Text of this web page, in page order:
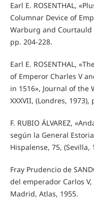
Earl E. ROSENTHAL,
Columnar Device of
Warburg and Courtauld
pp. 204-228.
Earl E. ROSENTHAL,
of Emperor Charles V
in 1516», Journal of
XXXVII, (Londres, 1973),
F. RUBIO ÁLVAREZ,
según la General
Hispalense, 75, (Sevilla,
Fray Prudencio de
del emperador Carlos
Madrid, Atlas, 1955.